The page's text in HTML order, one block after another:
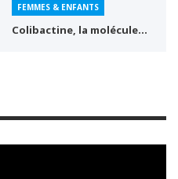
FEMMES & ENFANTS
Colibactine, la molécule…